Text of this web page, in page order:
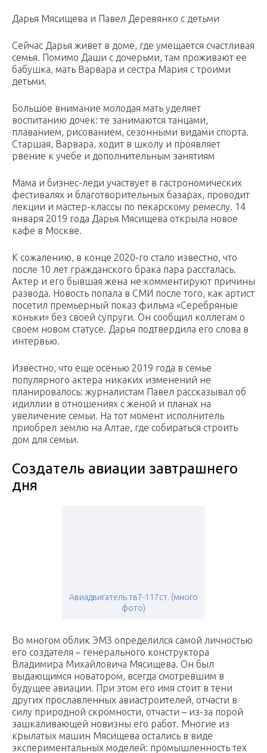
Дарья Мясищева и Павел Деревянко с детьми
Сейчас Дарья живет в доме, где умещается счастливая
семья. Помимо Даши с дочерьми, там проживают ее
бабушка, мать Варвара и сестра Мария с троими
детьми.
Большое внимание молодая мать уделяет
воспитанию дочек: те занимаются танцами,
плаванием, рисованием, сезонными видами спорта.
Старшая, Варвара, ходит в школу и проявляет
рвение к учебе и дополнительным занятиям
Мама и бизнес-леди участвует в гастрономических
фестивалях и благотворительных базарах, проводит
лекции и мастер-классы по пекарскому ремеслу. 14
января 2019 года Дарья Мясищева открыла новое
кафе в Москве.
К сожалению, в конце 2020-го стало известно, что
после 10 лет гражданского брака пара рассталась.
Актер и его бывшая жена не комментируют причины
развода. Новость попала в СМИ после того, как артист
посетил премьерный показ фильма «Серебряные
коньки» без своей супруги. Он сообщил коллегам о
своем новом статусе. Дарья подтвердила его слова в
интервью.
Известно, что еще осенью 2019 года в семье
популярного актера никаких изменений не
планировалось: журналистам Павел рассказывал об
идиллии в отношениях с женой и планах на
увеличение семьи. На тот момент исполнитель
приобрел землю на Алтае, где собираться строить
дом для семьи.
Создатель авиации завтрашнего
дня
Авиадвигатель тв7-117ст. (много
фото)
Во многом облик ЭМЗ определился самой личностью
его создателя – генерального конструктора
Владимира Михайловича Мясищева. Он был
выдающимся новатором, всегда смотревшим в
будущее авиации. При этом его имя стоит в тени
других прославленных авиастроителей, отчасти в
силу природной скромности, отчасти – из-за порой
зашкаливающей новизны его работ. Многие из
крылатых машин Мясищева остались в виде
экспериментальных моделей: промышленность тех